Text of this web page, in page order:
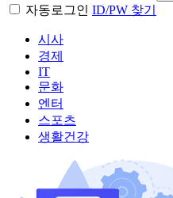
자동로그인 ID/PW 찾기
시사
경제
IT
문화
엔터
스포츠
생활건강